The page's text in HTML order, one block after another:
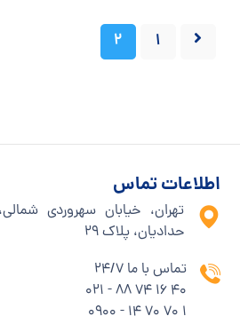
1
2
اطلاعات تماس
تهران، خیابان سهروردی
حدادیان، پلاک ۲۹
تماس با ما 24/7
40 16 74 88 - 021
1 70 70 14 - 0900